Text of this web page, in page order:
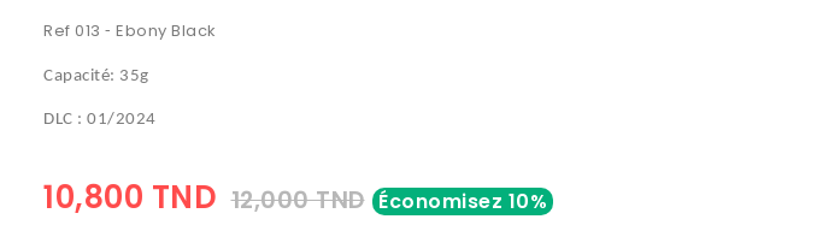
Ref 013 - Ebony Black
Capacité: 35g
DLC : 01/2024
10,800 TND 12,000 TND Économisez 10%